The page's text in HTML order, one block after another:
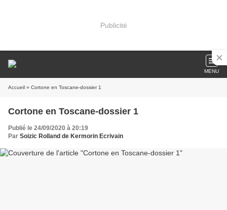
Publicité
MENU
Accueil » Cortone en Toscane-dossier 1
Cortone en Toscane-dossier 1
Publié le 24/09/2020 à 20:19
Par Soizic Rolland de Kermorin Ecrivain